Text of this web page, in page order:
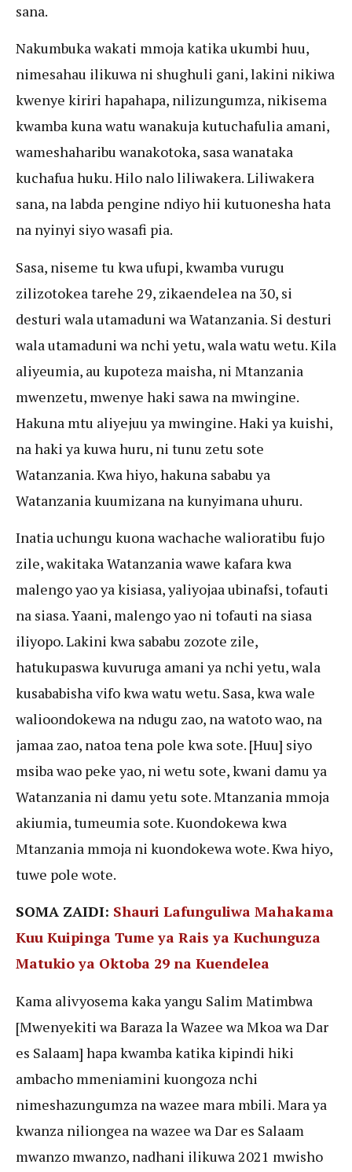
sana.
Nakumbuka wakati mmoja katika ukumbi huu,
nimesahau ilikuwa ni shughuli gani, lakini nikiwa
kwenye kiriri hapahapa, nilizungumza, nikisema
kwamba kuna watu wanakuja kutuchafulia amani,
wameshaharibu wanakotoka, sasa wanataka
kuchafua huku. Hilo nalo liliwakera. Liliwakera
sana, na labda pengine ndiyo hii kutuonesha hata
na nyinyi siyo wasafi pia.
Sasa, niseme tu kwa ufupi, kwamba vurugu
zilizotokea tarehe 29, zikaendelea na 30, si
desturi wala utamaduni wa Watanzania. Si desturi
wala utamaduni wa nchi yetu, wala watu wetu. Kila
aliyeumia, au kupoteza maisha, ni Mtanzania
mwenzetu, mwenye haki sawa na mwingine.
Hakuna mtu aliyejuu ya mwingine. Haki ya kuishi,
na haki ya kuwa huru, ni tunu zetu sote
Watanzania. Kwa hiyo, hakuna sababu ya
Watanzania kuumizana na kunyimana uhuru.
Inatia uchungu kuona wachache walioratibu fujo
zile, wakitaka Watanzania wawe kafara kwa
malengo yao ya kisiasa, yaliyojaa ubinafsi, tofauti
na siasa. Yaani, malengo yao ni tofauti na siasa
iliyopo. Lakini kwa sababu zozote zile,
hatukupaswa kuvuruga amani ya nchi yetu, wala
kusababisha vifo kwa watu wetu. Sasa, kwa wale
walioondokewa na ndugu zao, na watoto wao, na
jamaa zao, natoa tena pole kwa sote. [Huu] siyo
msiba wao peke yao, ni wetu sote, kwani damu ya
Watanzania ni damu yetu sote. Mtanzania mmoja
akiumia, tumeumia sote. Kuondokewa kwa
Mtanzania mmoja ni kuondokewa wote. Kwa hiyo,
tuwe pole wote.
SOMA ZAIDI: Shauri Lafunguliwa Mahakama
Kuu Kuipinga Tume ya Rais ya Kuchunguza
Matukio ya Oktoba 29 na Kuendelea
Kama alivyosema kaka yangu Salim Matimbwa
[Mwenyekiti wa Baraza la Wazee wa Mkoa wa Dar
es Salaam] hapa kwamba katika kipindi hiki
ambacho mmeniamini kuongoza nchi
nimeshazungumza na wazee mara mbili. Mara ya
kwanza niliongea na wazee wa Dar es Salaam
mwanzo mwanzo, nadhani ilikuwa 2021 mwisho